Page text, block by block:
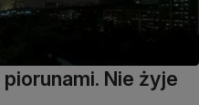
Nie żyje